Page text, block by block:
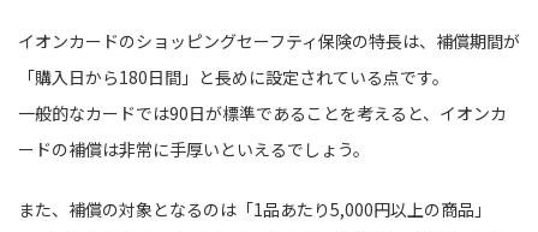
イオンカードのショッピングセーフティ保険の特長は、補償期間が
「購入日から180日間」と長めに設定されている点です。
一般的なカードでは90日が標準であることを考えると、イオンカ
ードの補償は非常に手厚いといえるでしょう。
また、補償の対象となるのは「1品あたり5,000円以上の商品」